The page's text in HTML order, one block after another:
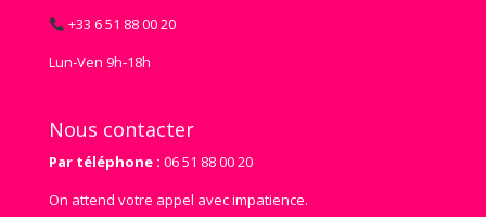
+33 6 51 88 00 20
Lun‑Ven 9h‑18h
Nous contacter
Par téléphone : 06 51 88 00 20
On attend votre appel avec impatience.